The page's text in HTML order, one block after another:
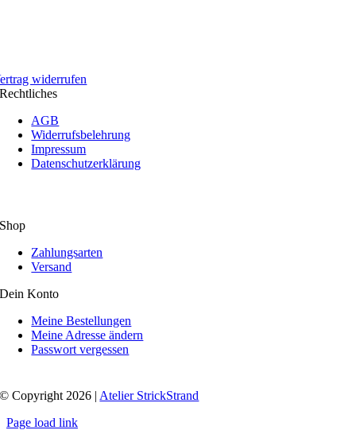
widerrufen
Rechtliches
AGB
Widerrufsbelehrung
Impressum
Datenschutzerklärung
Shop
Zahlungsarten
Versand
Dein Konto
Meine Bestellungen
Meine Adresse ändern
Passwort vergessen
© Copyright 2026 |Atelier StrickStrand
Page load link